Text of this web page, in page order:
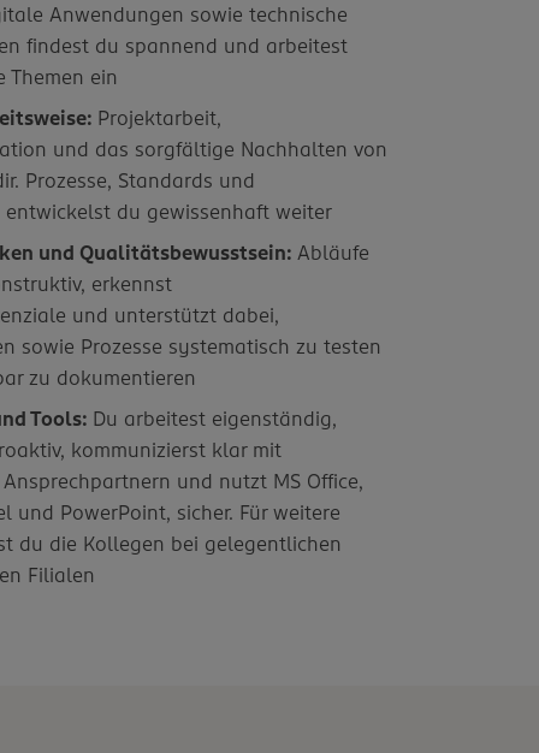
Anwendungen sowie technische
findest du spannend und arbeitest
Themen ein
Projektarbeit,
und das sorgfältige Nachhalten von
Prozesse, Standards und
du gewissenhaft weiter
und Qualitätsbewusstsein: Abläufe
erkennst
und unterstützt dabei,
sowie Prozesse systematisch zu testen
zu dokumentieren
Tools: Du arbeitest eigenständig,
kommunizierst klar mit
und nutzt MS Office,
und PowerPoint, sicher. Für weitere
du die Kollegen bei gelegentlichen
Filialen